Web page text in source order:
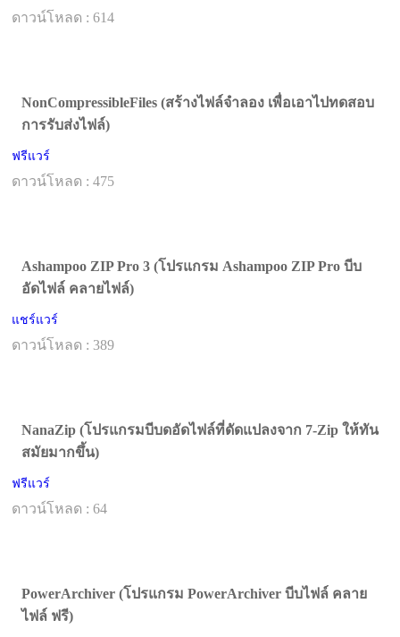
ดาวน์โหลด : 614
NonCompressibleFiles (สร้างไฟล์จำลอง เพื่อเอาไปทดสอบ
การรับส่งไฟล์)
ฟรีแวร์
ดาวน์โหลด : 475
Ashampoo ZIP Pro 3 (โปรแกรม Ashampoo ZIP Pro บีบ
อัดไฟล์ คลายไฟล์)
แชร์แวร์
ดาวน์โหลด : 389
NanaZip (โปรแกรมบีบดอัดไฟล์ที่ดัดแปลงจาก 7-Zip ให้ทัน
สมัยมากขึ้น)
ฟรีแวร์
ดาวน์โหลด : 64
PowerArchiver (โปรแกรม PowerArchiver บีบไฟล์ คลาย
ไฟล์ ฟรี)